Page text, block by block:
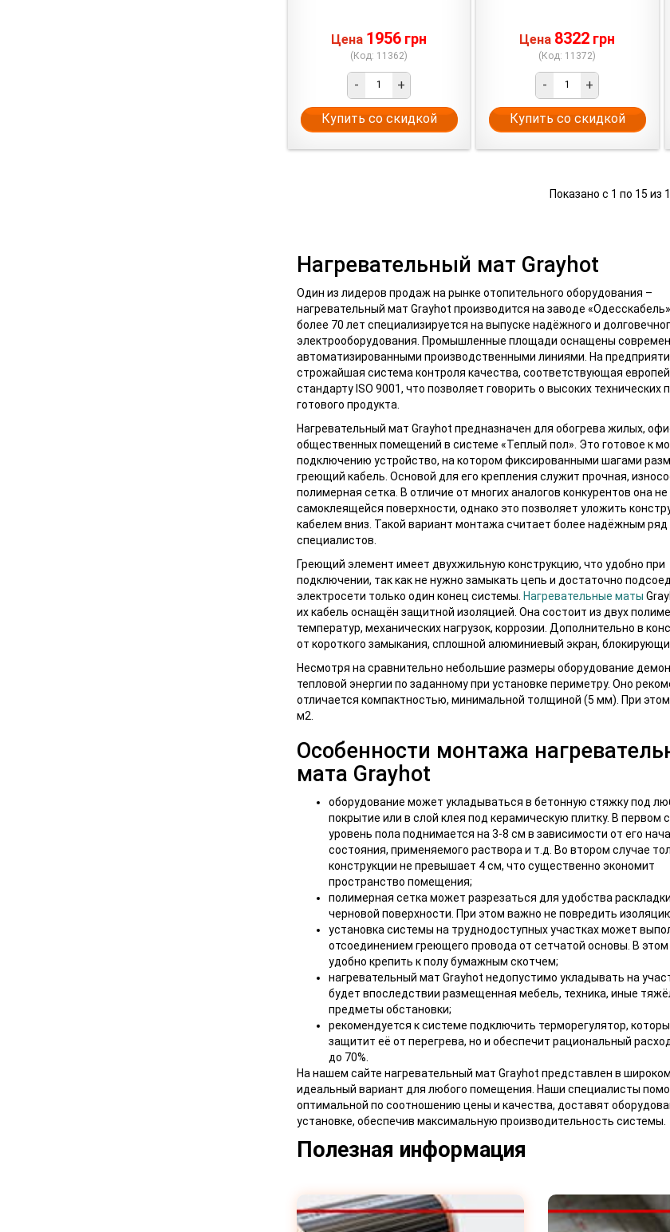
Цена 1956 грн
(Код: 11362)
- +
Купить со скидкой
Цена 8322 грн
(Код: 11372)
- +
Купить со скидкой
Показано с 1 по 15 из
Нагревательный мат Grayhot
Один из лидеров продаж на рынке отопительного оборудования –
нагревательный мат Grayhot производится на заводе
более 70 лет специализируется на выпуске надёжного и
электрооборудования. Промышленные площади оснащены
автоматизированными производственными линиями. На
строжайшая система контроля качества, соответствующая
стандарту ISO 9001, что позволяет говорить о высоких технических
готового продукта.
Нагревательный мат Grayhot предназначен для обогрева жилых,
общественных помещений в системе «Теплый пол». Это готовое к
подключению устройство, на котором фиксированными шагами
греющий кабель. Основой для его крепления служит прочная,
полимерная сетка. В отличие от многих аналогов конкурентов она
самоклеящейся поверхности, однако это позволяет уложить
кабелем вниз. Такой вариант монтажа считает более надёжным ряд
специалистов.
Греющий элемент имеет двухжильную конструкцию, что удобно при
подключении, так как не нужно замыкать цепь и достаточно
электросети только один конец системы. Нагревательные маты
их кабель оснащён защитной изоляцией. Она состоит из двух
температур, механических нагрузок, коррозии. Дополнительно в
от короткого замыкания, сплошной алюминиевый экран,
Несмотря на сравнительно небольшие размеры оборудование
тепловой энергии по заданному при установке периметру. Оно
отличается компактностью, минимальной толщиной (5 мм). При
м2.
Особенности монтажа
мата Grayhot
оборудование может укладываться в бетонную стяжку под
покрытие или в слой клея под керамическую плитку. В первом
уровень пола поднимается на 3-8 см в зависимости от его
состояния, применяемого раствора и т.д. Во втором случае
конструкции не превышает 4 см, что существенно экономит
пространство помещения;
полимерная сетка может разрезаться для удобства
черновой поверхности. При этом важно не повредить
установка системы на труднодоступных участках может
отсоединением греющего провода от сетчатой основы. В этом
удобно крепить к полу бумажным скотчем;
нагревательный мат Grayhot недопустимо укладывать на
будет впоследствии размещенная мебель, техника, иные
предметы обстановки;
рекомендуется к системе подключить терморегулятор,
защитит её от перегрева, но и обеспечит рациональный
до 70%.
На нашем сайте нагревательный мат Grayhot представлен в
идеальный вариант для любого помещения. Наши специалисты
оптимальной по соотношению цены и качества, доставят
установке, обеспечив максимальную производительность системы.
Полезная информация